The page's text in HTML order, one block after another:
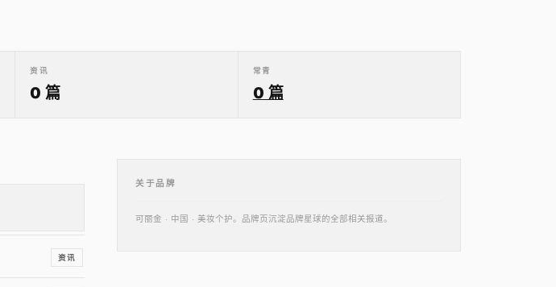
资讯
0 篇
常青
0 篇
资讯
关于品牌
可丽金 · 中国 · 美妆个护。品牌页沉淀品牌星球的全部相关报道。